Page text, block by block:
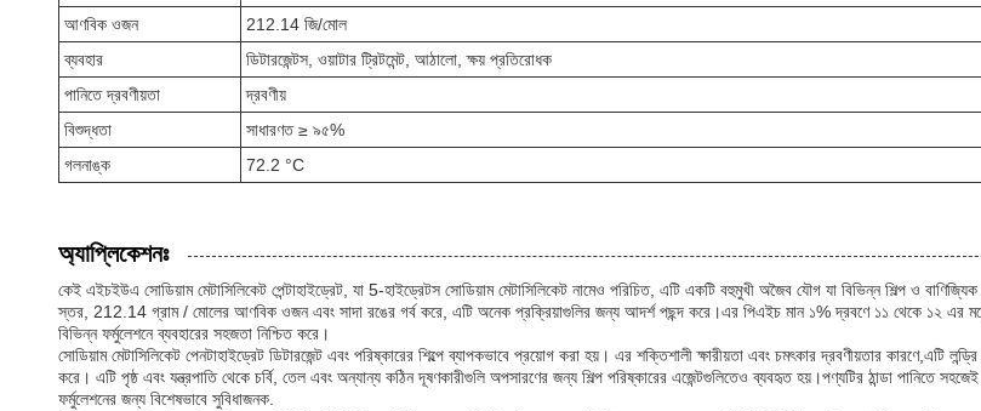
আণবিক ওজন
212.14 জি/মোল
ব্যবহার
ডিটারজেন্টস, ওয়াটার ট্রিটমেন্ট, আঠালো, ক্ষয় প্রতিরোধক
পানিতে দ্রবণীয়তা
দ্রবণীয়
বিশুদ্ধতা
সাধারণত ≥ ৯৫%
গলনাঙ্ক
72.2 °C
অ্যাপ্লিকেশনঃ
কেই এইচইউএ সোডিয়াম মেটাসিলিকেট পেন্টাহাইড্রেট, যা 5-হাইড্রেটস সোডিয়াম মেটাসিলিকেট নামেও পরিচিত, এটি একটি বহুমুখী অজৈব যৌগ যা বিভিন্ন শিল্প ও
স্তর, 212.14 গ্রাম / মোলের আণবিক ওজন এবং সাদা রঙের গর্ব করে, এটি অনেক প্রক্রিয়াগুলির জন্য আদর্শ পছন্দ করে।এর পিএইচ মান ১% দ্রবণে ১১ থেকে ১২ এর মধ্যে
বিভিন্ন ফর্মুলেশনে ব্যবহারের সহজতা নিশ্চিত করে।
সোডিয়াম মেটাসিলিকেট পেনটাহাইড্রেট ডিটারজেন্ট এবং পরিষ্কারের শিল্পে ব্যাপকভাবে প্রয়োগ করা হয়। এর শক্তিশালী ক্ষারীয়তা এবং চমৎকার দ্রবণীয়তার কারণে,এটি
করে। এটি পৃষ্ঠ এবং যন্ত্রপাতি থেকে চর্বি, তেল এবং অন্যান্য কঠিন দূষণকারীগুলি অপসারণের জন্য শিল্প পরিষ্কারের এজেন্টগুলিতেও ব্যবহৃত হয়।পণ্যটির ঠান্ডা পানিতে
ফর্মুলেশনের জন্য বিশেষভাবে সুবিধাজনক.